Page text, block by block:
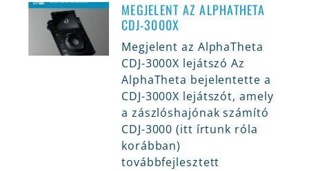
MEGJELENT AZ ALPHATHETA
CDJ-3000X
Megjelent az AlphaTheta
CDJ-3000X lejátszó Az
AlphaTheta bejelentette a
CDJ-3000X lejátszót, amely
a zászlóshajónak számító
CDJ-3000 (itt írtunk róla
korábban)
továbbfejlesztett